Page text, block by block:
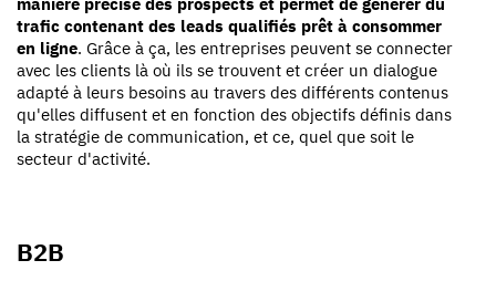
trafic contenant des leads qualifiés prêt à consommer
en ligne. Grâce à ça, les entreprises peuvent se connecter
avec les clients là où ils se trouvent et créer un dialogue
adapté à leurs besoins au travers des différents contenus
qu'elles diffusent et en fonction des objectifs définis dans
la stratégie de communication, et ce, quel que soit le
secteur d'activité.
B2B